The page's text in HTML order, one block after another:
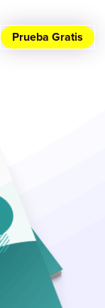
Prueba Gratis